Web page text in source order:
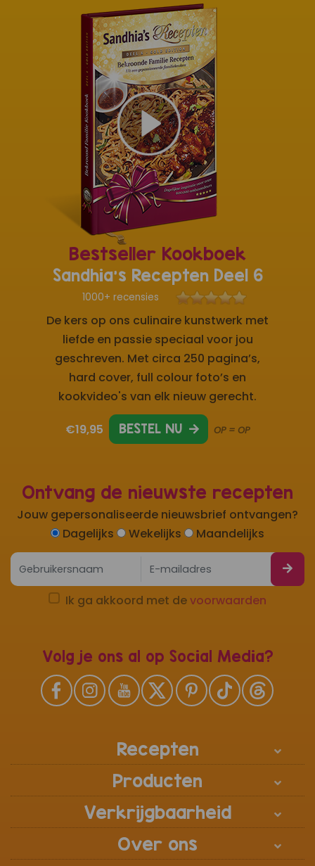
Ontvang de nieuwste recepten
Jouw gepersonaliseerde nieuwsbrief ontvangen?
Dagelijks
Wekelijks Maandelijks
Ik ga akkoord met devoorwaarden
Volg je ons al op Social Media?
Recepten
Producten
Verkrijgbaarheid
Over ons
Bestseller Kookboek
Sandhia's Recepten Deel 6
1000+ recensies
De kers op ons culinaire kunstwerk met
liefde en passie speciaal voor jou
geschreven. Met circa 250 pagina’s,
hard cover, full colour foto’s en
kookvideo's van elk nieuw gerecht.
€19,95 BESTEL NU OP = OP